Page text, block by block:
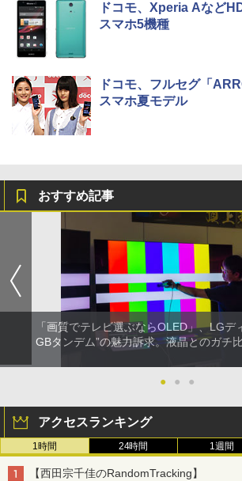
ドコモ、Xperia Aなど
スマホ5機種
ドコモ、フルセグ「
スマホ夏モデル
おすすめ記事
「画質でテレビ選ぶならOLED」、LGデ
GBタンデム”の魅力訴求。液晶とのガチ
● ● ●
アクセスランキング
1時間 24時間 1週間
【西田宗千佳のRandomTracking】